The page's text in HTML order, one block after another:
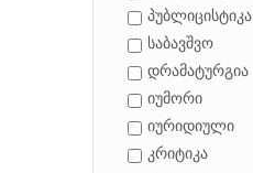
პუბლიცისტიკა
საბავშვო
დრამატურგია
იუმორი
იურიდიული
კრიტიკა